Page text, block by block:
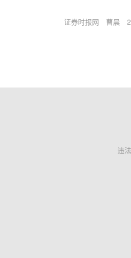
证券时报网 曹晨
违